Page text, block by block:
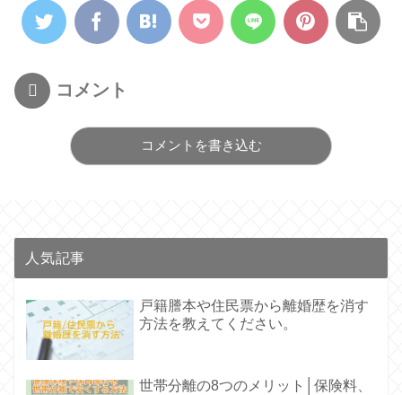
コメント
コメントを書き込む
人気記事
戸籍謄本や住民票から離婚歴を消す
方法を教えてください。
世帯分離の8つのメリット│保険料、